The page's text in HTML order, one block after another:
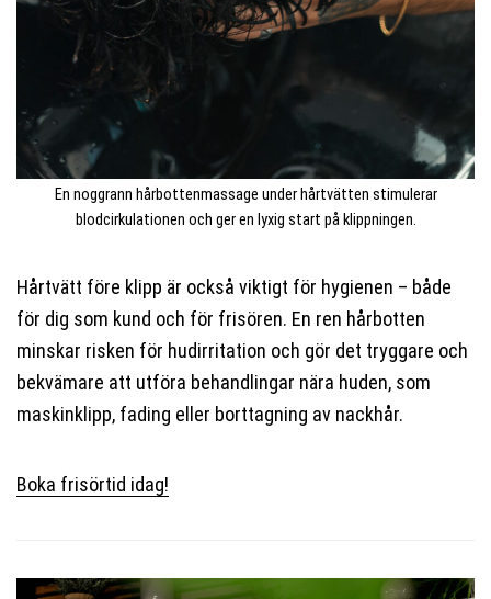
En noggrann hårbottenmassage under hårtvätten stimulerar
blodcirkulationen och ger en lyxig start på klippningen.
Hårtvätt före klipp är också viktigt för hygienen – både
för dig som kund och för frisören. En ren hårbotten
minskar risken för hudirritation och gör det tryggare och
bekvämare att utföra behandlingar nära huden, som
maskinklipp, fading eller borttagning av nackhår.
Boka frisörtid idag!